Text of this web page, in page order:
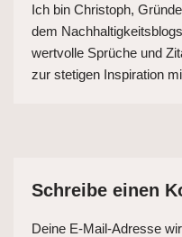
Ich bin Christoph,
dem
wertvolle Sprüche und
zur stetigen Inspiration
Schreibe einen
Deine E-Mail-Adresse